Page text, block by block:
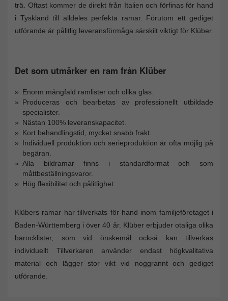
trä. Oftast kommer de direkt från Italien och förfinas för hand
i Tyskland till alldeles perfekta ramar. Förutom ett gediget
utförande är pålitlig leveransförmåga särskilt viktigt för Klüber.
Det som utmärker en ram från Klüber
Enorm mångfald ramlister och olika glas.
Produceras och bearbetas av professionellt utbildade
specialister.
Nästan 100% leveranskapacitet.
Kort behandlingstid, mycket snabb frakt.
Individuell produktion och serieproduktion är ofta möjlig på
begäran.
Alla bildramar finns i standardformat och som
måttbeställningsvaror.
Hög flexibilitet och pålitlighet.
Klübers ramar har tillverkats för hand inom familjeföretaget i
Baden-Württemberg i över 40 år. Klüber erbjuder otaliga olika
barocklister, som vid önskemål också kan tillverkas
individuellt Tillverkaren använder endast högkvalitativa
material och lägger stor vikt vid noggrannt och gediget
utförande.